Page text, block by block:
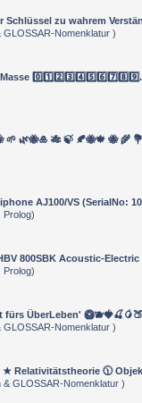
zu wahrem
GLOSSAR-Nomenklatur)
🌱 🌿🐝🎍 🎋 🍃 🍂🐝🍁 🐝 🌾
AJ100/VS (SerialNo:
Prolog)
800SBK Acoustic-
Prolog)
fürs ÜberLeben'
GLOSSAR-Nomenklatur)
★ Relativitätstheorie 🕦
& GLOSSAR-Nomenklatur)